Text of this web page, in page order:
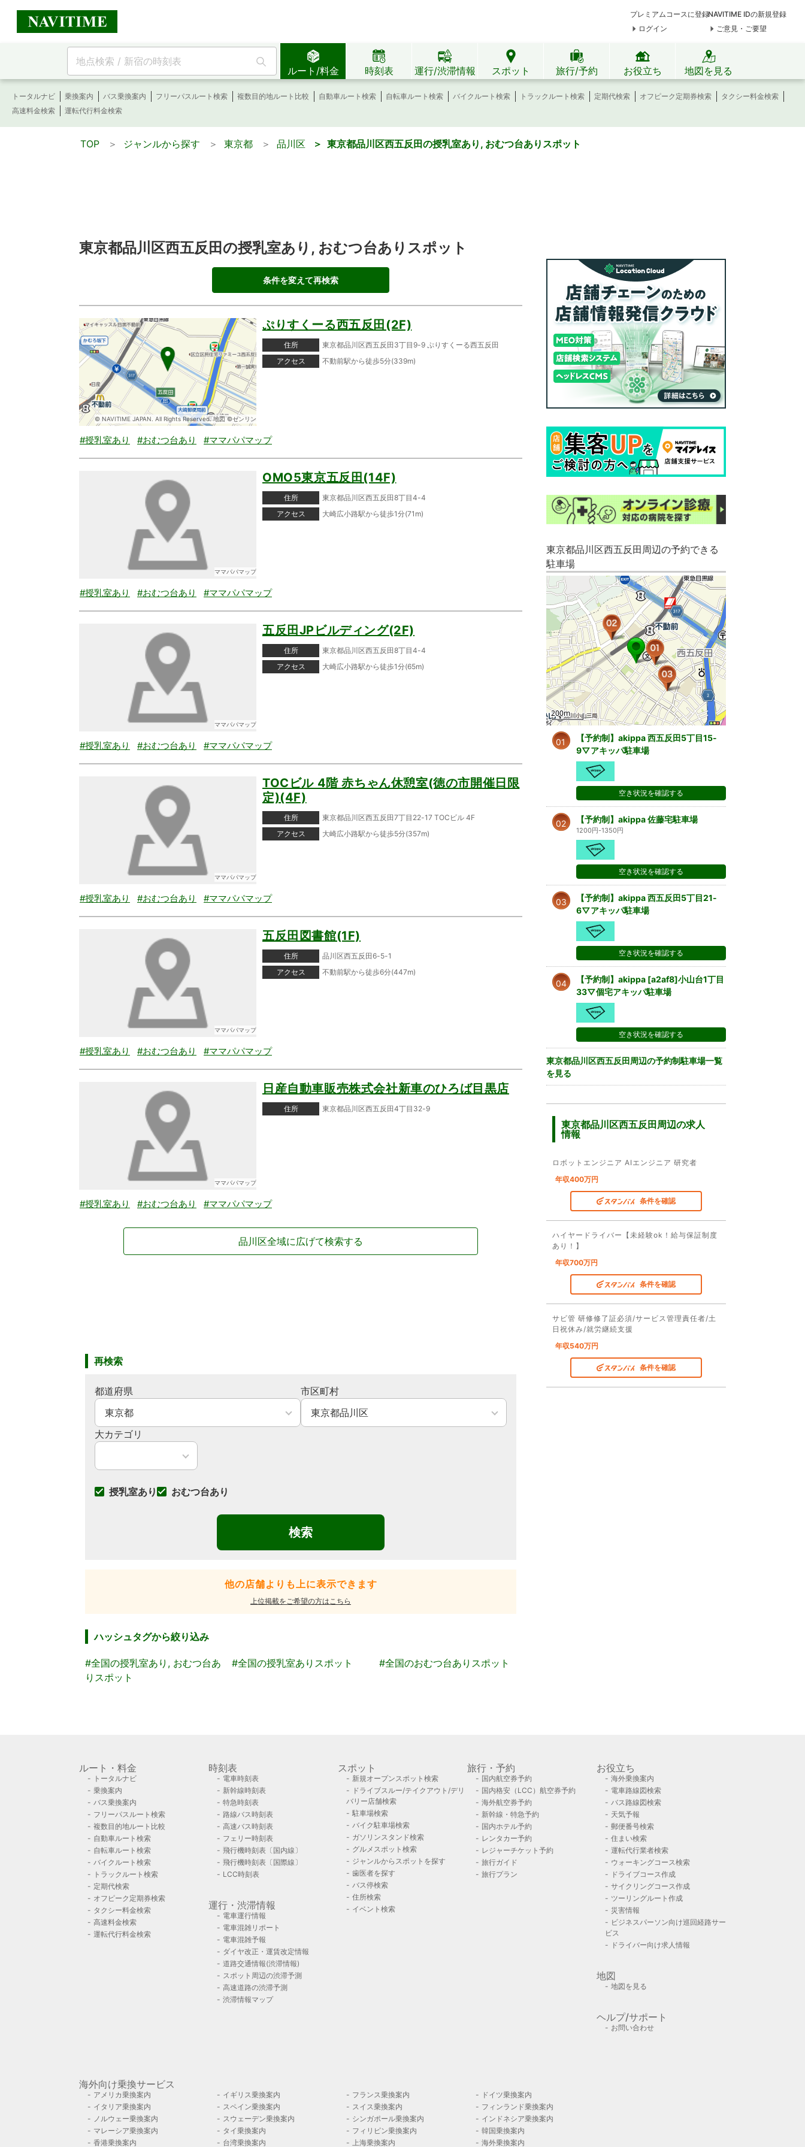
プレミアムコースに登録NAVITIME IDの新規登録
ログイン
ご意見・ご要望
フ
ー
ワ
ー
ルート/料金 時刻表 運行/渋滞情報 スポット 旅行/予約 お役立ち 地図を見る
トータルナビ 乗換案内 バス乗換案内 フリーパスルート検索 複数目的地ルート比較 自動車ルート検索 自転車ルート検索 バイクルート検索 トラックルート検索 定期代検索 オフピーク定期券検索
タクシー料金検索
高速料金検索
運転代行料金検索
TOP ＞ ジャンルから探す ＞ 東京都 ＞ 品川区 ＞ 東京都品川区西五反田の授乳室あり, おむつ台ありスポット
東京都品川区西五反田の授乳室あり, おむつ台ありスポット
条件を変えて再検索
© NAVITIME JAPAN. All Rights Reserved. 地図 ©ゼンリン
ぷりすくーる西五反田(2F)
住所
東京都品川区西五反田3丁目9-9 ぷりすくーる西五反田
アクセス
不動前駅から徒歩5分(339m)
#授乳室あり #おむつ台あり #ママパパマップ
ママパパマップ
OMO5東京五反田(14F)
住所
東京都品川区西五反田8丁目4-4
アクセス
大崎広小路駅から徒歩1分(71m)
#授乳室あり #おむつ台あり #ママパパマップ
ママパパマップ
五反田JPビルディング(2F)
住所
東京都品川区西五反田8丁目4-4
アクセス
大崎広小路駅から徒歩1分(65m)
#授乳室あり #おむつ台あり #ママパパマップ
ママパパマップ
TOCビル 4階 赤ちゃん休憩室(徳の市開催日限
定)(4F)
住所
東京都品川区西五反田7丁目22-17 TOCビル 4F
アクセス
大崎広小路駅から徒歩5分(357m)
#授乳室あり #おむつ台あり #ママパパマップ
ママパパマップ
五反田図書館(1F)
住所
品川区西五反田6-5-1
アクセス
不動前駅から徒歩6分(447m)
#授乳室あり #おむつ台あり #ママパパマップ
ママパパマップ
日産自動車販売株式会社新車のひろば目黒店
住所 東京都品川区西五反田4丁目32-9
#授乳室あり #おむつ台あり #ママパパマップ
品川区全域に広げて検索する
再検索
都道府県 市区町村
大カテゴリ
授乳室あり おむつ台あり
検索
他の店舗よりも上に表示できます
上位掲載をご希望の方はこちら
ハッシュタグから絞り込み
#全国の授乳室あり, おむつ台あ
りスポット
#全国の授乳室ありスポット #全国のおむつ台ありスポット
東京都品川区西五反田周辺の予約できる
駐車場
01
【予約制】akippa 西五反田5丁目15-
9▽アキッパ駐車場
空き状況を確認する
02 【予約制】akippa 佐藤宅駐車場
1200円-1350円
空き状況を確認する
03
【予約制】akippa 西五反田5丁目21-
6▽アキッパ駐車場
空き状況を確認する
04
【予約制】akippa [a2af8]小山台1丁目
33▽個宅アキッパ駐車場
空き状況を確認する
東京都品川区西五反田周辺の予約制駐車場一覧
を見る
東京都品川区西五反田周辺の求人
情報
ロボットエンジニア AIエンジニア 研究者
年収400万円
条件を確認
ハイヤードライバー【未経験ok！給与保証制度
あり！】
年収700万円
条件を確認
サビ管 研修修了証必須/サービス管理責任者/土
日祝休み/就労継続支援
年収540万円
条件を確認
ルート・料金
トータルナビ
乗換案内
バス乗換案内
フリーパスルート検索
複数目的地ルート比較
自動車ルート検索
自転車ルート検索
バイクルート検索
トラックルート検索
定期代検索
オフピーク定期券検索
タクシー料金検索
高速料金検索
運転代行料金検索
時刻表
電車時刻表
新幹線時刻表
特急時刻表
路線バス時刻表
高速バス時刻表
フェリー時刻表
飛行機時刻表〔国内線〕
飛行機時刻表〔国際線〕
LCC時刻表
運行・渋滞情報
電車運行情報
電車混雑リポート
電車混雑予報
ダイヤ改正・運賃改定情報
道路交通情報(渋滞情報)
スポット周辺の渋滞予測
高速道路の渋滞予測
渋滞情報マップ
スポット
新規オープンスポット検索
ドライブスルー/テイクアウト/デリ
バリー店舗検索
駐車場検索
バイク駐車場検索
ガソリンスタンド検索
グルメスポット検索
ジャンルからスポットを探す
歯医者を探す
バス停検索
住所検索
イベント検索
旅行・予約
国内航空券予約
国内格安（LCC）航空券予約
海外航空券予約
新幹線・特急予約
国内ホテル予約
レンタカー予約
レジャーチケット予約
旅行ガイド
旅行プラン
お役立ち
海外乗換案内
電車路線図検索
バス路線図検索
天気予報
郵便番号検索
住まい検索
運転代行業者検索
ウォーキングコース検索
ドライブコース作成
サイクリングコース作成
ツーリングルート作成
災害情報
ビジネスパーソン向け巡回経路サー
ビス
ドライバー向け求人情報
地図
地図を見る
ヘルプ/サポート
お問い合わせ
海外向け乗換サービス
アメリカ乗換案内 イギリス乗換案内 フランス乗換案内
ドイツ乗換案内
イタリア乗換案内
スペイン乗換案内 スイス乗換案内
フィンランド乗換案内
ノルウェー乗換案内
スウェーデン乗換案内 シンガポール乗換案内
インドネシア乗換案内
マレーシア乗換案内
タイ乗換案内 フィリピン乗換案内
韓国乗換案内
香港乗換案内
台湾乗換案内 上海乗換案内 海外乗換案内